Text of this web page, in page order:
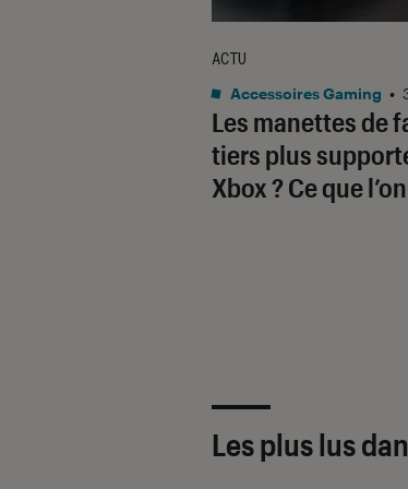
Les manettes de
tiers plus
Xbox ? Ce que
ACTU
Accessoires Gaming •
Les plus lus